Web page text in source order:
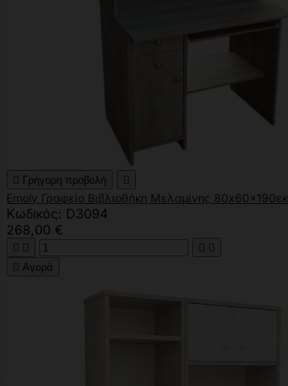
 Γρήγορη προβολή 
Emoly Γραφείο Βιβλιοθήκη Μελαμίνης 80x60x190εκ
Κωδικός: D3094
268,00 €
   
 Αγορά